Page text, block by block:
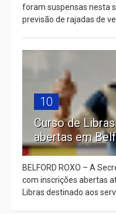
foram suspensas nesta
previsão de rajadas de
10
Curso de
abertas em
BELFORD ROXO – A
com inscrições abertas
Libras destinado aos